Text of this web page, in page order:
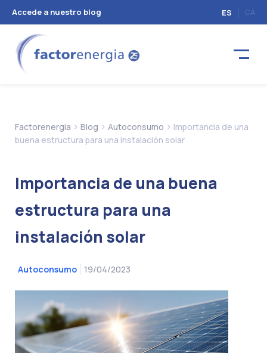
Accede a nuestro blog ES CA
Factorenergia > Blog > Autoconsumo > Importancia de una
buena estructura para una instalación solar
Importancia de una buena
estructura para una
instalación solar
Autoconsumo 19/04/2023